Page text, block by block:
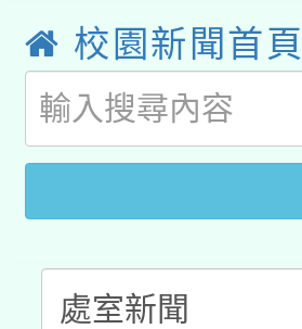
動」
開 智慧啟航
「2026桃園
關事宜
校園新聞首